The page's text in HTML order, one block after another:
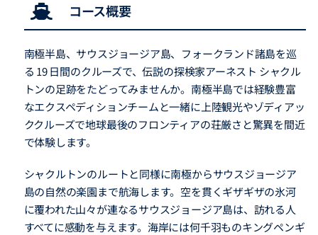
コース概要
南極半島、サウスジョージア島、フォークランド諸島を巡
る 19 日間のクルーズで、伝説の探検家アーネスト シャクル
トンの足跡をたどってみませんか。南極半島では経験豊富
なエクスペディションチームと一緒に上陸観光やゾディアッ
ククルーズで地球最後のフロンティアの荘厳さと驚異を間近
で体験します。
シャクルトンのルートと同様に南極からサウスジョージア
島の自然の楽園まで航海します。空を貫くギザギザの氷河
に覆われた山々が連なるサウスジョージア島は、訪れる人
すべてに感動を与えます。海岸には何千羽ものキングペンギ